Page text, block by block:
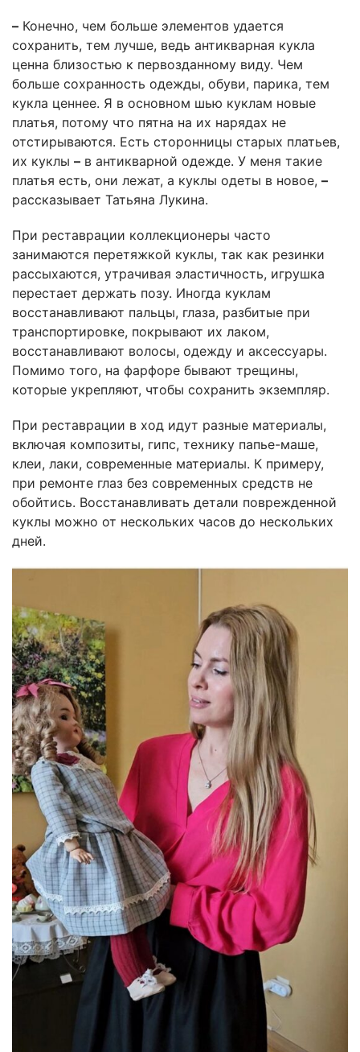
– Конечно, чем больше элементов удается
сохранить, тем лучше, ведь антикварная кукла
ценна близостью к первозданному виду. Чем
больше сохранность одежды, обуви, парика, тем
кукла ценнее. Я в основном шью куклам новые
платья, потому что пятна на их нарядах не
отстирываются. Есть сторонницы старых платьев,
их куклы – в антикварной одежде. У меня такие
платья есть, они лежат, а куклы одеты в новое, –
рассказывает Татьяна Лукина.
При реставрации коллекционеры часто
занимаются перетяжкой куклы, так как резинки
рассыхаются, утрачивая эластичность, игрушка
перестает держать позу. Иногда куклам
восстанавливают пальцы, глаза, разбитые при
транспортировке, покрывают их лаком,
восстанавливают волосы, одежду и аксессуары.
Помимо того, на фарфоре бывают трещины,
которые укрепляют, чтобы сохранить экземпляр.
При реставрации в ход идут разные материалы,
включая композиты, гипс, технику папье-маше,
клеи, лаки, современные материалы. К примеру,
при ремонте глаз без современных средств не
обойтись. Восстанавливать детали поврежденной
куклы можно от нескольких часов до нескольких
дней.